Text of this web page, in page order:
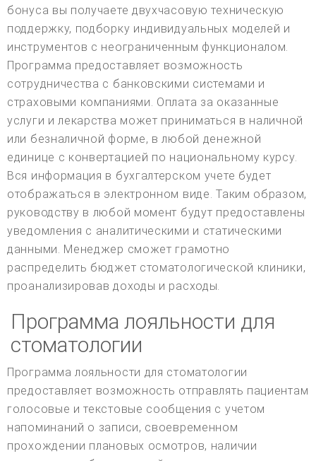
бонуса вы получаете двухчасовую техническую
поддержку, подборку индивидуальных моделей и
инструментов с неограниченным функционалом.
Программа предоставляет возможность
сотрудничества с банковскими системами и
страховыми компаниями. Оплата за оказанные
услуги и лекарства может приниматься в наличной
или безналичной форме, в любой денежной
единице с конвертацией по национальному курсу.
Вся информация в бухгалтерском учете будет
отображаться в электронном виде. Таким образом,
руководству в любой момент будут предоставлены
уведомления с аналитическими и статическими
данными. Менеджер сможет грамотно
распределить бюджет стоматологической клиники,
проанализировав доходы и расходы.
Программа лояльности для
стоматологии
Программа лояльности для стоматологии
предоставляет возможность отправлять пациентам
голосовые и текстовые сообщения с учетом
напоминаний о записи, своевременном
прохождении плановых осмотров, наличии